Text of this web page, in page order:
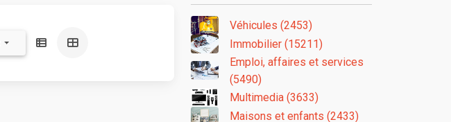
Véhicules (2453)
Immobilier (15211)
Emploi, affaires et services
(5490)
Multimedia (3633)
Maisons et enfants (2433)